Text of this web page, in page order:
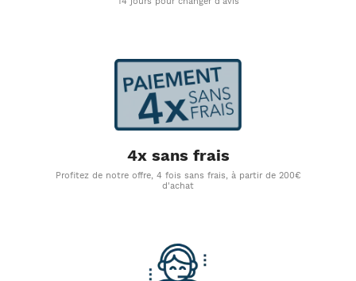
4x sans frais
Profitez de notre offre, 4 fois sans frais, à partir de 200€
d'achat